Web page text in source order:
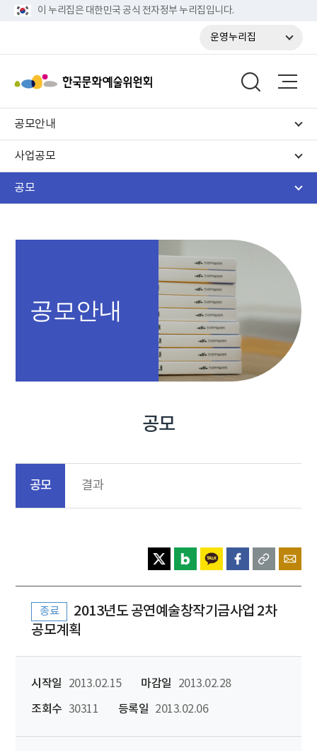
이 누리집은 대한민국 공식 전자정부 누리집입니다.
운영누리집
공모안내
사업공모
공모
공모안내
공모
공모 결과
종료
2013년도 공연예술창작기금사업 2차
공모계획
시작일 2013.02.15 마감일
2013.02.28
조회수 30311 등록일 2013.02.06